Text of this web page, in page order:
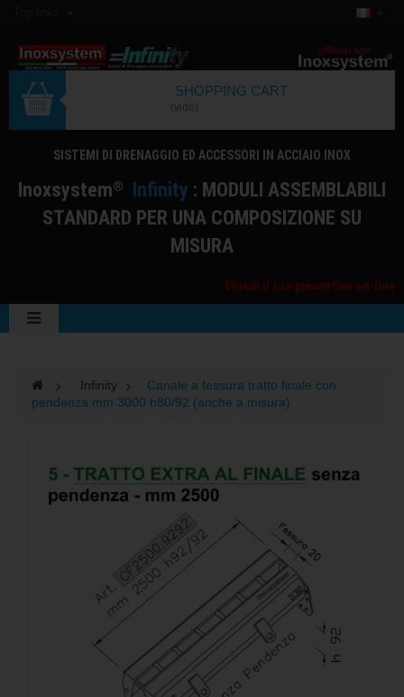
SHOPPING CART
SISTEMI DI DRENAGGIO ED ACCESSORI IN ACCIAIO INOX
Inoxsystem® Infinity : MODULI ASSEMBLABILI
STANDARD PER UNA COMPOSIZIONE SU
MISURA
Chiedi il tuo preventivo on-line
> Infinity >
Canale a fessura tratto finale con
pendenza mm 3000 h80/92 (anche a misura)